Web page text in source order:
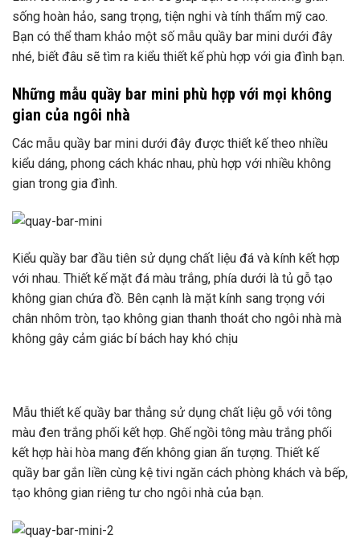
sống hoàn hảo, sang trọng, tiện nghi và tính thẩm mỹ cao.
Bạn có thể tham khảo một số mẫu quầy bar mini dưới đây
nhé, biết đâu sẽ tìm ra kiểu thiết kế phù hợp với gia đình bạn.
Những mẫu quầy bar mini phù hợp với mọi không
gian của ngôi nhà
Các mẫu quầy bar mini dưới đây được thiết kế theo nhiều
kiểu dáng, phong cách khác nhau, phù hợp với nhiều không
gian trong gia đình.
Kiểu quầy bar đầu tiên sử dụng chất liệu đá và kính kết hợp
với nhau. Thiết kế mặt đá màu trắng, phía dưới là tủ gỗ tạo
không gian chứa đồ. Bên cạnh là mặt kính sang trọng với
chân nhôm tròn, tạo không gian thanh thoát cho ngôi nhà mà
không gây cảm giác bí bách hay khó chịu
Mẫu thiết kế quầy bar thẳng sử dụng chất liệu gỗ với tông
màu đen trắng phối kết hợp. Ghế ngồi tông màu trắng phối
kết hợp hài hòa mang đến không gian ấn tượng. Thiết kế
quầy bar gắn liền cùng kệ tivi ngăn cách phòng khách và bếp,
tạo không gian riêng tư cho ngôi nhà của bạn.